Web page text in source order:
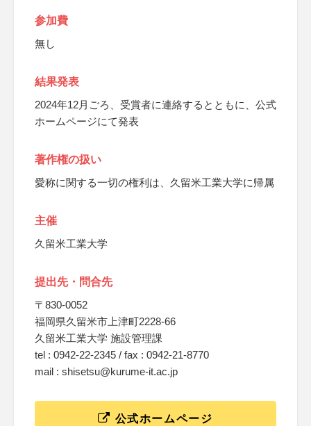
参加費
無し
結果発表
2024年12月ごろ、受賞者に連絡するとともに、公式
ホームページにて発表
著作権の扱い
愛称に関する一切の権利は、久留米工業大学に帰属
主催
久留米工業大学
提出先・問合先
〒830-0052
福岡県久留米市上津町2228-66
久留米工業大学 施設管理課
tel : 0942-22-2345 / fax : 0942-21-8770
mail : shisetsu@kurume-it.ac.jp
公式ホームページ